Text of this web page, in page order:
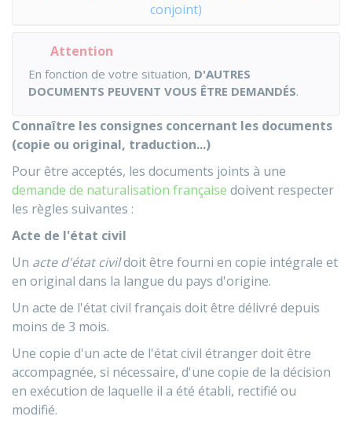
conjoint)
Attention
En fonction de votre situation, D'AUTRES
DOCUMENTS PEUVENT VOUS ÊTRE DEMANDÉS.
Connaître les consignes concernant les documents
(copie ou original, traduction...)
Pour être acceptés, les documents joints à une
demande de naturalisation française doivent respecter
les règles suivantes :
Acte de l'état civil
Un acte d'état civildoit être fourni en copie intégrale et
en original dans la langue du pays d'origine.
Un acte de l'état civil français doit être délivré depuis
moins de 3 mois.
Une copie d'un acte de l'état civil étranger doit être
accompagnée, si nécessaire, d'une copie de la décision
en exécution de laquelle il a été établi, rectifié ou
modifié.